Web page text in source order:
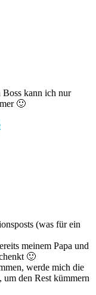
Boss kann ich nur
🙂
(was für ein
meinem Papa und
🙂
werde mich die
um den Rest kümmern